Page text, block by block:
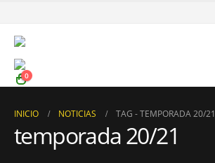
0
INICIO NOTICIAS TAG -TEMPORADA 20/21
temporada 20/21